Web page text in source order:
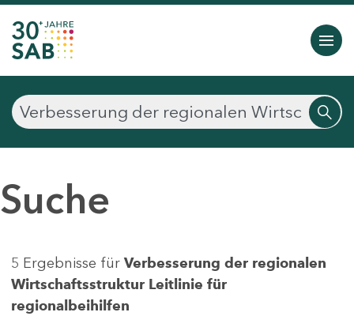
Suche
5 Ergebnisse für Verbesserung der regionalen
Wirtschaftsstruktur Leitlinie für
regionalbeihilfen